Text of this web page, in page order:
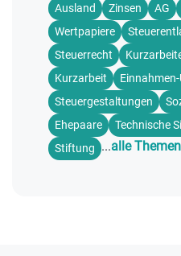
Ausland
Zinsen AG
Wertpapiere
Steuerrecht
Kurzarbeit
Steuergestaltungen
Ehepaare
Technische
Stiftung
...alle Themen